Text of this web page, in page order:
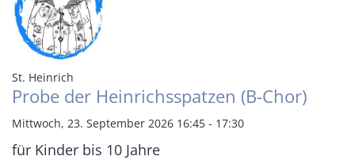
St. Heinrich
Probe der Heinrichsspatzen (B-Chor)
Mittwoch, 23. September 2026 16:45 - 17:30
für Kinder bis 10 Jahre